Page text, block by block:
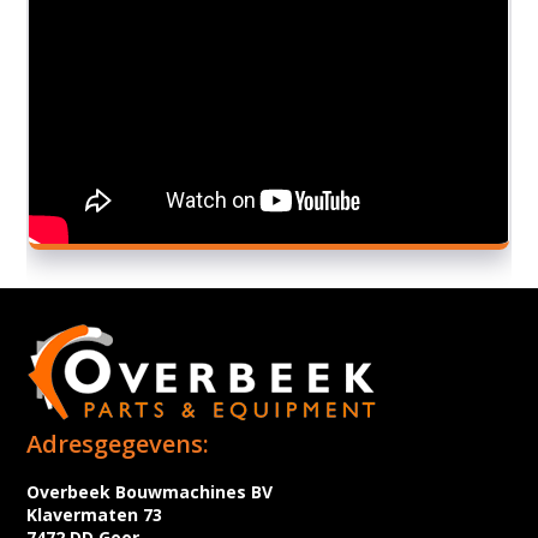
Adresgegevens:
Overbeek Bouwmachines BV
Klavermaten 73